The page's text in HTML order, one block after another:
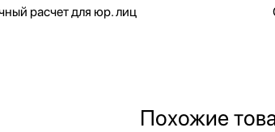
расчет для юр. лиц
Похожие